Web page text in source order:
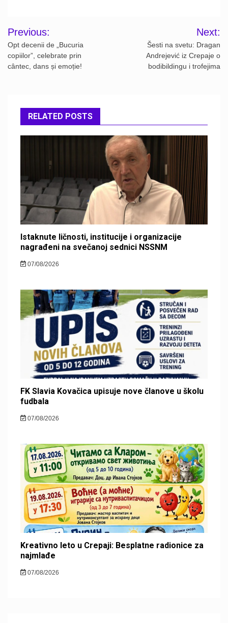
Post
navigation
Previous:
Opt decenii de „Bucuria
copiilor”, celebrate prin
cântec, dans și emoție!
Next:
Šesti na svetu: Dragan
Andrejević iz Crepaje o
bodibildingu i trofejima
RELATED POSTS
Istaknute ličnosti, institucije i organizacije
nagrađeni na svečanoj sednici NSSNM
07/08/2026
FK Slavia Kovačica upisuje nove članove u školu
fudbala
07/08/2026
Kreativno leto u Crepaji: Besplatne radionice za
najmlađe
07/08/2026